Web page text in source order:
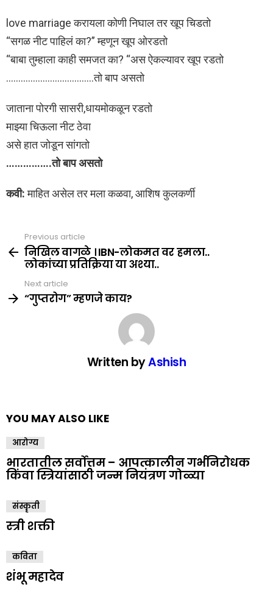
love marriage करायला कोणी निघाल तर खूप चिडतो
“सगळ नीट पाहिलं का?” म्हणून खूप ओरडतो
“बाबा तुम्हाला काही समजत का? “अस ऐकल्यावर खूप रडतो
………………………………तो बाप असतो
जाताना पोरगी सासरी,धायमोकळून रडतो
माझ्या चिऊला नीट ठेवा
असे हात जोडून सांगतो
…………….तो बाप असतो
कवी:माहित असेल तर मला कळवा, आशिष कुलकर्णी
more
Previous article
निखिल वागळे । IBN-लोकमत वर हमला..
लोकांच्या प्रतिक्रिया या अश्या..
Next article
“गुप्तरोग” म्हणजे काय?
Written byAshish
YOU MAY ALSO LIKE
आरोग्य
भारतातील सर्वोत्तम – आपत्कालीन गर्भनिरोधक
किंवा स्त्रियांसाठी जन्म नियंत्रण गोळ्या
संस्कॄती
स्त्री शक्ती
कविता
शंभू महादेव